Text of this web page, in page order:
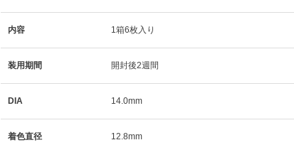
内容 1箱6枚入り
装用期間 開封後2週間
DIA 14.0mm
着色直径 12.8mm